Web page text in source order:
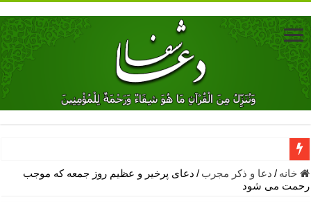
دعای جلب محبت فوری معشوق – دعای جلب محبت شوهر
دعای مشکل گشا برای رفع فقر – ذکرهای روزی‌ بخش
خانه / دعا و ذکر مجرب / دعای پرخیر و عظیم روز جمعه که موجب
رحمت می شود